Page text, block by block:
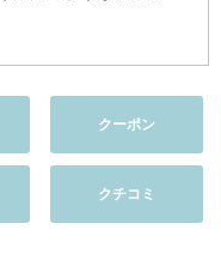
クーポン
クチコミ